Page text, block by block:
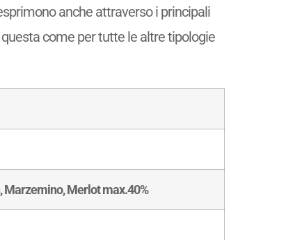
anche attraverso i principali
come per tutte le altre tipologie
Marzemino, Merlot max.40%